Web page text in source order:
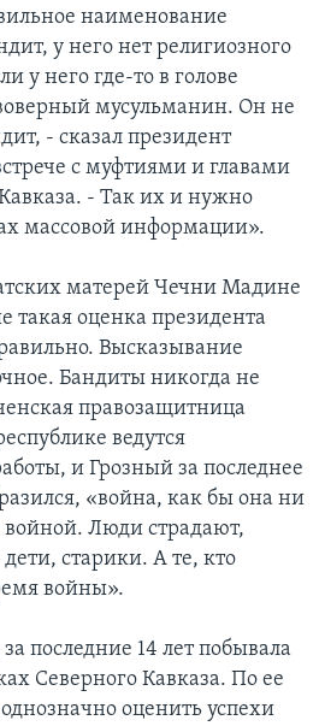
наименование
у него нет религиозного
у него где-то в голове
мусульманин. Он не
- сказал президент
с муфтиями и главами
- Так их и нужно
массовой информации».
матерей Чечни Мадине
такая оценка президента
Высказывание
Бандиты никогда не
правозащитница
ведутся
и Грозный за последнее
«война, как бы она ни
войной. Люди страдают,
старики. А те, кто
войны».
последние 14 лет побывала
Северного Кавказа. По ее
оценить успехи